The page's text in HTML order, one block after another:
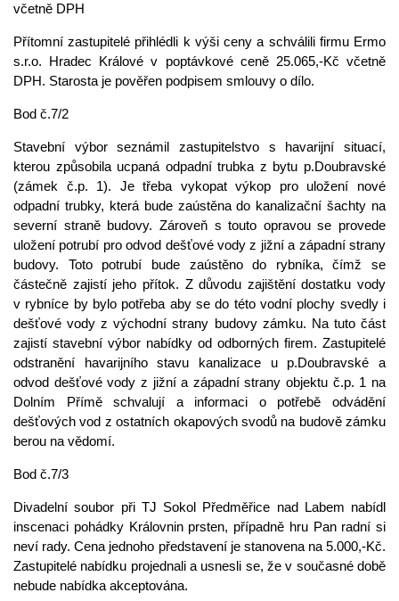
včetně DPH
Přítomní zastupitelé přihlédli k výši ceny a schválili firmu Ermo
s.r.o. Hradec Králové v poptávkové ceně 25.065,-Kč včetně
DPH. Starosta je pověřen podpisem smlouvy o dílo.
Bod č.7/2
Stavební výbor seznámil zastupitelstvo s havarijní situací,
kterou způsobila ucpaná odpadní trubka z bytu p.Doubravské
(zámek č.p. 1). Je třeba vykopat výkop pro uložení nové
odpadní trubky, která bude zaústěna do kanalizační šachty na
severní straně budovy. Zároveň s touto opravou se provede
uložení potrubí pro odvod dešťové vody z jižní a západní strany
budovy. Toto potrubí bude zaústěno do rybníka, čímž se
částečně zajistí jeho přítok. Z důvodu zajištění dostatku vody
v rybníce by bylo potřeba aby se do této vodní plochy svedly i
dešťové vody z východní strany budovy zámku. Na tuto část
zajistí stavební výbor nabídky od odborných firem. Zastupitelé
odstranění havarijního stavu kanalizace u p.Doubravské a
odvod dešťové vody z jižní a západní strany objektu č.p. 1 na
Dolním Přímě schvalují a informaci o potřebě odvádění
dešťových vod z ostatních okapových svodů na budově zámku
berou na vědomí.
Bod č.7/3
Divadelní soubor při TJ Sokol Předměřice nad Labem nabídl
inscenaci pohádky Královnin prsten, případně hru Pan radní si
neví rady. Cena jednoho představení je stanovena na 5.000,-Kč.
Zastupitelé nabídku projednali a usnesli se, že v současné době
nebude nabídka akceptována.